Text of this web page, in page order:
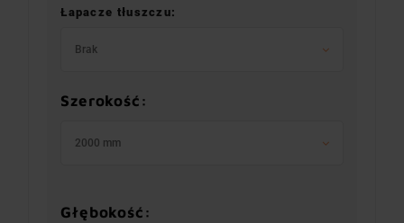
Łapacze tłuszczu:
Brak
Szerokość:
2000 mm
Głębokość: